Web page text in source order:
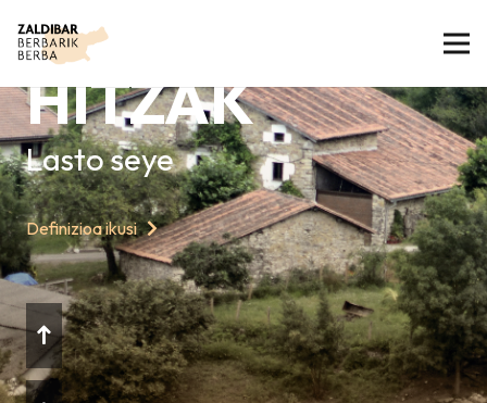
GAURKO
HITZAK
Lasto seye
Definizioa ikusi